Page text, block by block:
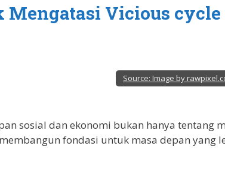
Vicious cycle
Source: Image by
sosial dan ekonomi bukan hanya tentang
fondasi untuk masa depan yang